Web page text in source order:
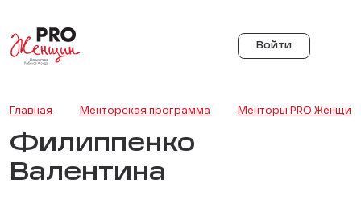
Войти
Главная Менторская программа Менторы PRO Женщин
Филиппенко
Валентина